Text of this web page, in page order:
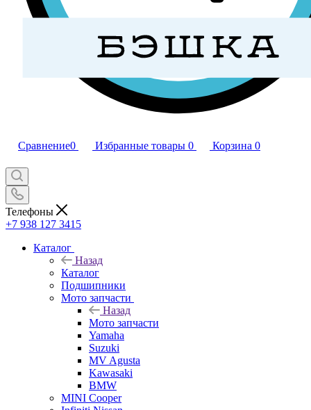
Сравнение0 Избранные товары 0 Корзина 0
Телефоны
+7 938 127 3415
Каталог
Назад
Каталог
Подшипники
Мото запчасти
Назад
Мото запчасти
Yamaha
Suzuki
MV Agusta
Kawasaki
BMW
MINI Cooper